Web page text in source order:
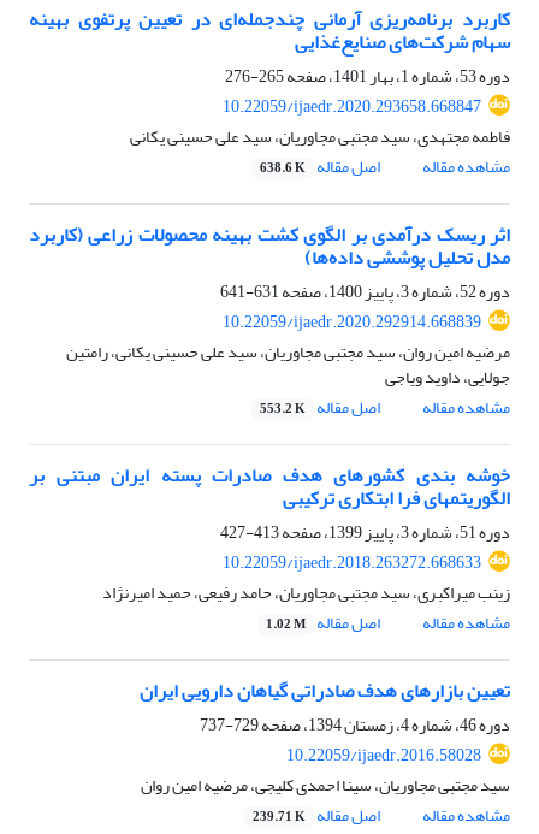
کاربرد برنامه‌ریزی آرمانی چندجمله‌ای در تعیین پرتفوی بهینه
سهام شرکت‌های صنایع‌غذایی
دوره 53، شماره 1، بهار 1401، صفحه
265-276
10.22059/ijaedr.2020.293658.668847
فاطمه مجتهدی، سید مجتبی مجاوریان، سید علی حسینی یکانی
مشاهده مقاله
اصل مقاله 638.6 K
اثر ریسک درآمدی بر الگوی کشت بهینه محصولات زراعی (کاربرد
مدل تحلیل پوششی داده‌ها)
دوره 52، شماره 3، پاییز 1400، صفحه
631-641
10.22059/ijaedr.2020.292914.668839
مرضیه امین روان، سید مجتبی مجاوریان، سید علی حسینی یکانی، رامتین
جولایی، داوید ویاجی
مشاهده مقاله
اصل مقاله 553.2 K
خوشه بندی کشورهای هدف صادرات پسته ایران مبتنی بر
الگوریتمهای فرا ابتکاری ترکیبی
دوره 51، شماره 3، پاییز 1399، صفحه
413-427
10.22059/ijaedr.2018.263272.668633
زینب میراکبری، سید مجتبی مجاوریان، حامد رفیعی، حمید امیرنژاد
مشاهده مقاله
اصل مقاله 1.02 M
تعیین بازارهای هدف صادراتی گیاهان دارویی ایران
دوره 46، شماره 4، زمستان 1394، صفحه
729-737
10.22059/ijaedr.2016.58028
سید مجتبی مجاوریان، سینا احمدی کلیجی، مرضیه امین روان
مشاهده مقاله
اصل مقاله 239.71 K